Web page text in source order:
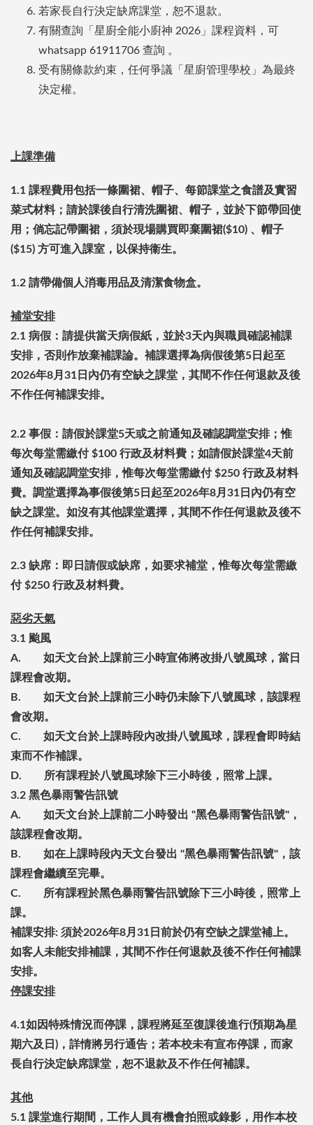
若家長自行決定缺席課堂，恕不退款。
有關查詢「星廚全能小廚神 2026」課程資料，可
whatsapp 61911706 查詢 。
受有關條款約束，任何爭議「星廚管理學校」為最終
決定權。
上課準備
1.1 課程費用包括一條圍裙、帽子、每節課堂之食譜及實習
菜式材料；請於課後自行清洗圍裙、帽子，並於下節帶回使
用；倘忘記帶圍裙，須於現場購買即棄圍裙($10) 、帽子
($15) 方可進入課室，以保持衞生。
1.2 請帶備個人消毒用品及清潔食物盒。
補堂安排
2.1 病假：請提供當天病假紙，並於3天內與職員確認補課
安排，否則作放棄補課論。補課選擇為病假後第5日起至
2026年8月31日內仍有空缺之課堂，其間不作任何退款及後
不作任何補課安排。
2.2 事假：請假於課堂5天或之前通知及確認調堂安排；惟
每次每堂需繳付 $100 行政及材料費；如請假於課堂4天前
通知及確認調堂安排，惟每次每堂需繳付 $250 行政及材料
費。調堂選擇為事假後第5日起至2026年8月31日內仍有空
缺之課堂。如沒有其他課堂選擇，其間不作任何退款及後不
作任何補課安排。
2.3 缺席：即日請假或缺席，如要求補堂，惟每次每堂需繳
付 $250 行政及材料費。
惡劣天氣
3.1 颱風
A. 如天文台於上課前三小時宣佈將改掛八號風球，當日
課程會改期。
B. 如天文台於上課前三小時仍未除下八號風球，該課程
會改期。
C. 如天文台於上課時段內改掛八號風球，課程會即時結
束而不作補課。
D. 所有課程於八號風球除下三小時後，照常上課。
3.2 黑色暴雨警告訊號
A. 如天文台於上課前二小時發出 "黑色暴雨警告訊號"，
該課程會改期。
B. 如在上課時段內天文台發出 "黑色暴雨警告訊號"，該
課程會繼續至完畢。
C. 所有課程於黑色暴雨警告訊號除下三小時後，照常上
課。
補課安排: 須於2026年8月31日前於仍有空缺之課堂補上。
如客人未能安排補課，其間不作任何退款及後不作任何補課
安排。
停課安排
4.1如因特殊情況而停課，課程將延至復課後進行(預期為星
期六及日)，詳情將另行通告；若本校未有宣布停課，而家
長自行決定缺席課堂，恕不退款及不作任何補課。
其他
5.1 課堂進行期間，工作人員有機會拍照或錄影，用作本校